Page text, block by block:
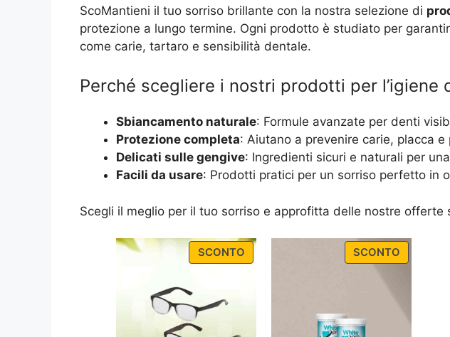
ScoMantieni il tuo sorriso brillante con la nostra selezione di
protezione a lungo termine. Ogni prodotto è studiato per
come carie, tartaro e sensibilità dentale.
Perché scegliere i nostri prodotti per l’igiene
Sbiancamento naturale: Formule avanzate per denti
Protezione completa: Aiutano a prevenire carie, placca e
Delicati sulle gengive: Ingredienti sicuri e naturali per
Facili da usare: Prodotti pratici per un sorriso perfetto in
Scegli il meglio per il tuo sorriso e approfitta delle nostre
SCONTOPRODUCT
ON
SCONTOPRODUCT
ON